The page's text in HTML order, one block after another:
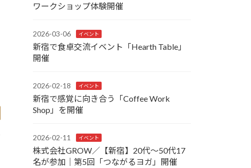
ワークショップ体験開催
2026-03-06 イベント
新宿で食卓交流イベント「Hearth Table」
開催
2026-02-18 イベント
新宿で感覚に向き合う「Coffee Work
Shop」を開催
2026-02-11 イベント
株式会社GROW／【新宿】20代〜50代17
名が参加｜第5回「つながるヨガ」開催